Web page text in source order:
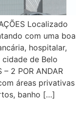
Localizado
com uma boa
hospitalar,
de Belo
– 2 POR ANDAR
áreas privativas
banho […]